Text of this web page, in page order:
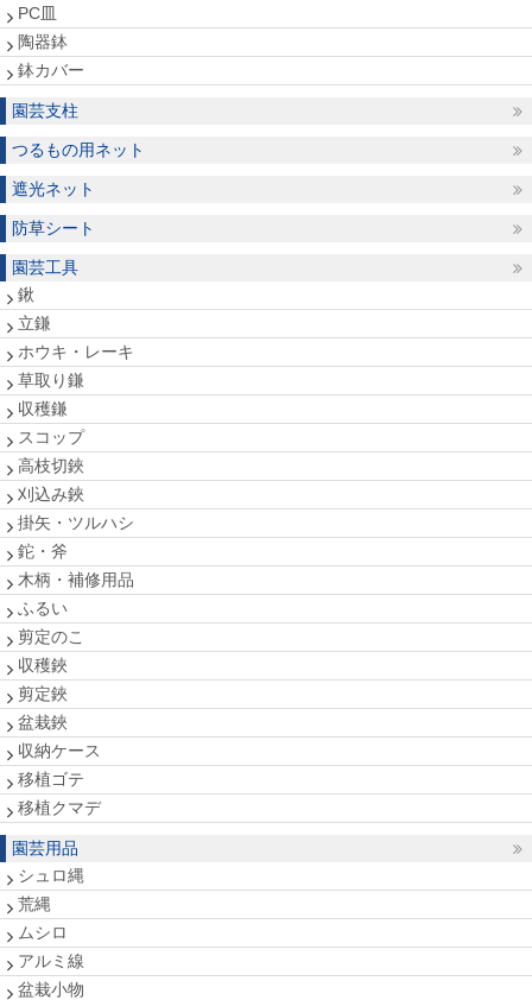
PC皿
陶器鉢
鉢カバー
園芸支柱
つるもの用ネット
遮光ネット
防草シート
園芸工具
鍬
立鎌
ホウキ・レーキ
草取り鎌
収穫鎌
スコップ
高枝切鋏
刈込み鋏
掛矢・ツルハシ
鉈・斧
木柄・補修用品
ふるい
剪定のこ
収穫鋏
剪定鋏
盆栽鋏
収納ケース
移植ゴテ
移植クマデ
園芸用品
シュロ縄
荒縄
ムシロ
アルミ線
盆栽小物